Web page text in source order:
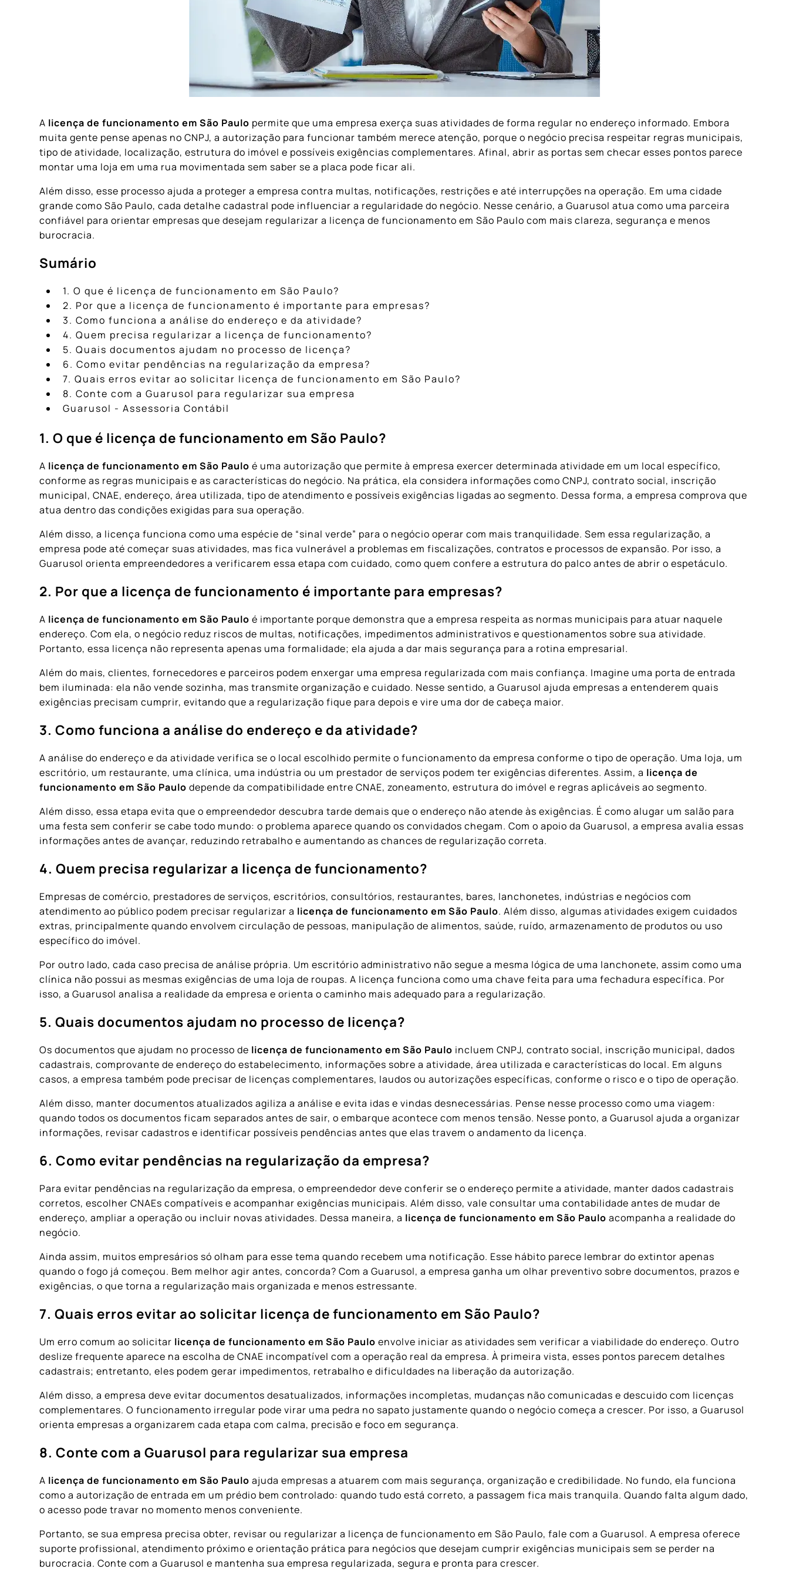
A licença de funcionamento em São Paulo permite que uma empresa exerça suas atividades de forma regular no endereço informado. Embora
muita gente pense apenas no CNPJ, a autorização para funcionar também merece atenção, porque o negócio precisa respeitar regras municipais,
tipo de atividade, localização, estrutura do imóvel e possíveis exigências complementares. Afinal, abrir as portas sem checar esses pontos parece
montar uma loja em uma rua movimentada sem saber se a placa pode ficar ali.
Além disso, esse processo ajuda a proteger a empresa contra multas, notificações, restrições e até interrupções na operação. Em uma cidade
grande como São Paulo, cada detalhe cadastral pode influenciar a regularidade do negócio. Nesse cenário, a Guarusol atua como uma parceira
confiável para orientar empresas que desejam regularizar a licença de funcionamento em São Paulo com mais clareza, segurança e menos
burocracia.
Sumário
1. O que é licença de funcionamento em São Paulo?
2. Por que a licença de funcionamento é importante para empresas?
3. Como funciona a análise do endereço e da atividade?
4. Quem precisa regularizar a licença de funcionamento?
5. Quais documentos ajudam no processo de licença?
6. Como evitar pendências na regularização da empresa?
7. Quais erros evitar ao solicitar licença de funcionamento em São Paulo?
8. Conte com a Guarusol para regularizar sua empresa
Guarusol - Assessoria Contábil
1. O que é licença de funcionamento em São Paulo?
A licença de funcionamento em São Paulo é uma autorização que permite à empresa exercer determinada atividade em um local específico,
conforme as regras municipais e as características do negócio. Na prática, ela considera informações como CNPJ, contrato social, inscrição
municipal, CNAE, endereço, área utilizada, tipo de atendimento e possíveis exigências ligadas ao segmento. Dessa forma, a empresa comprova que
atua dentro das condições exigidas para sua operação.
Além disso, a licença funciona como uma espécie de “sinal verde” para o negócio operar com mais tranquilidade. Sem essa regularização, a
empresa pode até começar suas atividades, mas fica vulnerável a problemas em fiscalizações, contratos e processos de expansão. Por isso, a
Guarusol orienta empreendedores a verificarem essa etapa com cuidado, como quem confere a estrutura do palco antes de abrir o espetáculo.
2. Por que a licença de funcionamento é importante para empresas?
A licença de funcionamento em São Paulo é importante porque demonstra que a empresa respeita as normas municipais para atuar naquele
endereço. Com ela, o negócio reduz riscos de multas, notificações, impedimentos administrativos e questionamentos sobre sua atividade.
Portanto, essa licença não representa apenas uma formalidade; ela ajuda a dar mais segurança para a rotina empresarial.
Além do mais, clientes, fornecedores e parceiros podem enxergar uma empresa regularizada com mais confiança. Imagine uma porta de entrada
bem iluminada: ela não vende sozinha, mas transmite organização e cuidado. Nesse sentido, a Guarusol ajuda empresas a entenderem quais
exigências precisam cumprir, evitando que a regularização fique para depois e vire uma dor de cabeça maior.
3. Como funciona a análise do endereço e da atividade?
A análise do endereço e da atividade verifica se o local escolhido permite o funcionamento da empresa conforme o tipo de operação. Uma loja, um
escritório, um restaurante, uma clínica, uma indústria ou um prestador de serviços podem ter exigências diferentes. Assim, a licença de
funcionamento em São Paulo depende da compatibilidade entre CNAE, zoneamento, estrutura do imóvel e regras aplicáveis ao segmento.
Além disso, essa etapa evita que o empreendedor descubra tarde demais que o endereço não atende às exigências. É como alugar um salão para
uma festa sem conferir se cabe todo mundo: o problema aparece quando os convidados chegam. Com o apoio da Guarusol, a empresa avalia essas
informações antes de avançar, reduzindo retrabalho e aumentando as chances de regularização correta.
4. Quem precisa regularizar a licença de funcionamento?
Empresas de comércio, prestadores de serviços, escritórios, consultórios, restaurantes, bares, lanchonetes, indústrias e negócios com
atendimento ao público podem precisar regularizar a licença de funcionamento em São Paulo. Além disso, algumas atividades exigem cuidados
extras, principalmente quando envolvem circulação de pessoas, manipulação de alimentos, saúde, ruído, armazenamento de produtos ou uso
específico do imóvel.
Por outro lado, cada caso precisa de análise própria. Um escritório administrativo não segue a mesma lógica de uma lanchonete, assim como uma
clínica não possui as mesmas exigências de uma loja de roupas. A licença funciona como uma chave feita para uma fechadura específica. Por
isso, a Guarusol analisa a realidade da empresa e orienta o caminho mais adequado para a regularização.
5. Quais documentos ajudam no processo de licença?
Os documentos que ajudam no processo de licença de funcionamento em São Paulo incluem CNPJ, contrato social, inscrição municipal, dados
cadastrais, comprovante de endereço do estabelecimento, informações sobre a atividade, área utilizada e características do local. Em alguns
casos, a empresa também pode precisar de licenças complementares, laudos ou autorizações específicas, conforme o risco e o tipo de operação.
Além disso, manter documentos atualizados agiliza a análise e evita idas e vindas desnecessárias. Pense nesse processo como uma viagem:
quando todos os documentos ficam separados antes de sair, o embarque acontece com menos tensão. Nesse ponto, a Guarusol ajuda a organizar
informações, revisar cadastros e identificar possíveis pendências antes que elas travem o andamento da licença.
6. Como evitar pendências na regularização da empresa?
Para evitar pendências na regularização da empresa, o empreendedor deve conferir se o endereço permite a atividade, manter dados cadastrais
corretos, escolher CNAEs compatíveis e acompanhar exigências municipais. Além disso, vale consultar uma contabilidade antes de mudar de
endereço, ampliar a operação ou incluir novas atividades. Dessa maneira, a licença de funcionamento em São Paulo acompanha a realidade do
negócio.
Ainda assim, muitos empresários só olham para esse tema quando recebem uma notificação. Esse hábito parece lembrar do extintor apenas
quando o fogo já começou. Bem melhor agir antes, concorda? Com a Guarusol, a empresa ganha um olhar preventivo sobre documentos, prazos e
exigências, o que torna a regularização mais organizada e menos estressante.
7. Quais erros evitar ao solicitar licença de funcionamento em São Paulo?
Um erro comum ao solicitar licença de funcionamento em São Paulo envolve iniciar as atividades sem verificar a viabilidade do endereço. Outro
deslize frequente aparece na escolha de CNAE incompatível com a operação real da empresa. À primeira vista, esses pontos parecem detalhes
cadastrais; entretanto, eles podem gerar impedimentos, retrabalho e dificuldades na liberação da autorização.
Além disso, a empresa deve evitar documentos desatualizados, informações incompletas, mudanças não comunicadas e descuido com licenças
complementares. O funcionamento irregular pode virar uma pedra no sapato justamente quando o negócio começa a crescer. Por isso, a Guarusol
orienta empresas a organizarem cada etapa com calma, precisão e foco em segurança.
8. Conte com a Guarusol para regularizar sua empresa
A licença de funcionamento em São Paulo ajuda empresas a atuarem com mais segurança, organização e credibilidade. No fundo, ela funciona
como a autorização de entrada em um prédio bem controlado: quando tudo está correto, a passagem fica mais tranquila. Quando falta algum dado,
o acesso pode travar no momento menos conveniente.
Portanto, se sua empresa precisa obter, revisar ou regularizar a licença de funcionamento em São Paulo, fale com a Guarusol. A empresa oferece
suporte profissional, atendimento próximo e orientação prática para negócios que desejam cumprir exigências municipais sem se perder na
burocracia. Conte com a Guarusol e mantenha sua empresa regularizada, segura e pronta para crescer.